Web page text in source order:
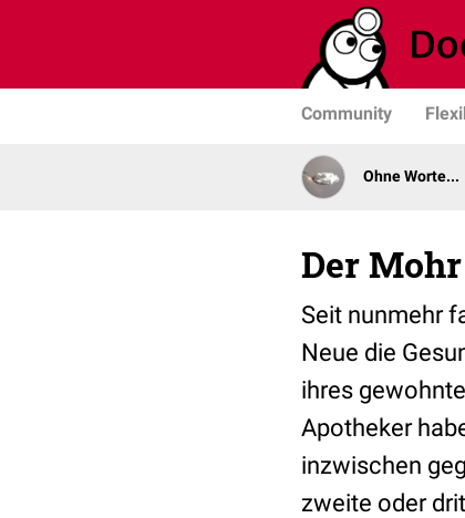
Community
Ohne Worte...
Der
Seit nunmehr
Neue die
ihres
Apotheker
inzwischen
zweite oder